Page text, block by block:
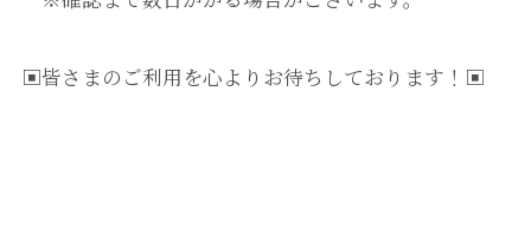
▣皆さまのご利用を心よりお待ちしております！▣